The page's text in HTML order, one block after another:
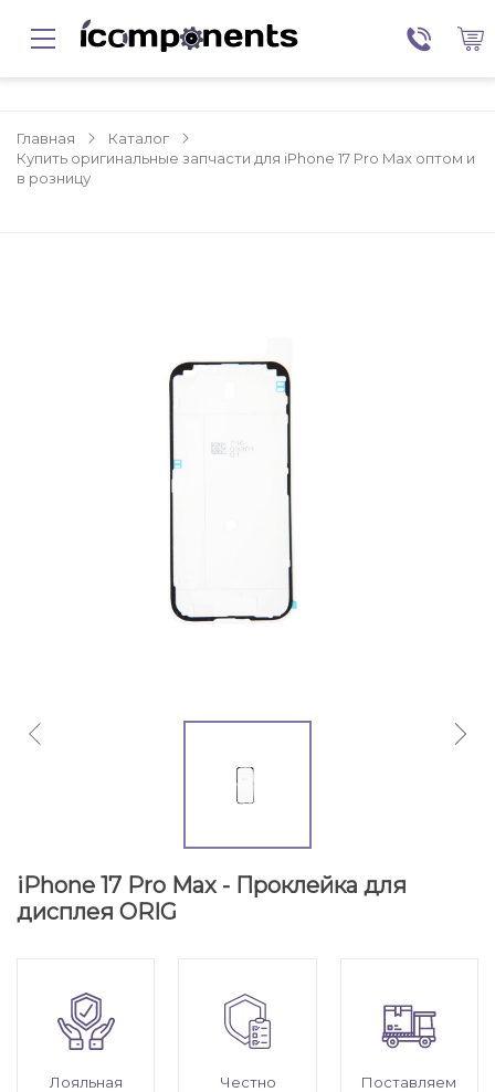
Главная
Каталог
Купить оригинальные запчасти для iPhone 17 Pro Max оптом и
в розницу
iPhone 17 Pro Max - Проклейка для
дисплея ORIG
Лояльная
Честно
Поставляем